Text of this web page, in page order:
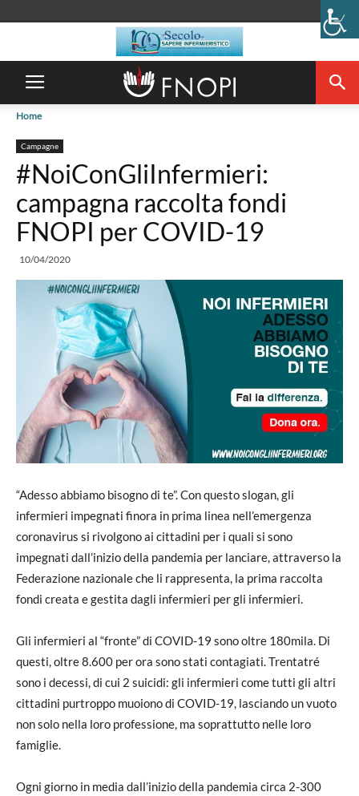
Home
Campagne
#NoiConGliInfermieri:
campagna raccolta fondi
FNOPI per COVID-19
10/04/2020
“Adesso abbiamo bisogno di te”. Con questo slogan, gli
infermieri impegnati finora in prima linea nell’emergenza
coronavirus si rivolgono ai cittadini per i quali si sono
impegnati dall’inizio della pandemia per lanciare, attraverso la
Federazione nazionale che li rappresenta, la prima raccolta
fondi creata e gestita dagli infermieri per gli infermieri.
Gli infermieri al “fronte” di COVID-19 sono oltre 180mila. Di
questi, oltre 8.600 per ora sono stati contagiati. Trentatré
sono i decessi, di cui 2 suicidi: gli infermieri come tutti gli altri
cittadini purtroppo muoiono di COVID-19, lasciando un vuoto
non solo nella loro professione, ma soprattutto nelle loro
famiglie.
Ogni giorno in media dall’inizio della pandemia circa 2-300